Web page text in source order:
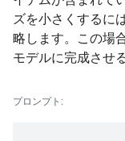
ズを小さくするに
略します。この場
モデルに完成させ
プロンプト: